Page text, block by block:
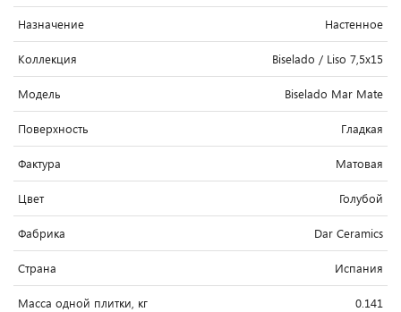
Назначение Настенное
Коллекция Biselado / Liso 7,5x15
Модель Biselado Mar Mate
Поверхность Гладкая
Фактура Матовая
Цвет Голубой
Фабрика Dar Ceramics
Страна Испания
Масса одной плитки, кг 0.141